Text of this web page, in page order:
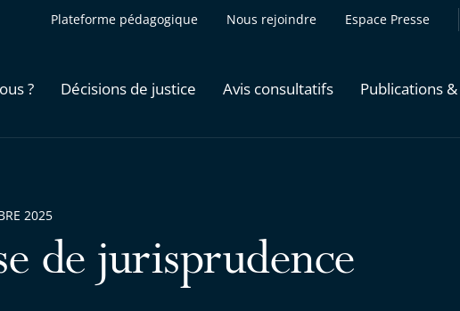
Plateforme pédagogique Nous rejoindre Espace Presse
? Décisions de justice Avis consultatifs Publications
de jurisprudence
2025